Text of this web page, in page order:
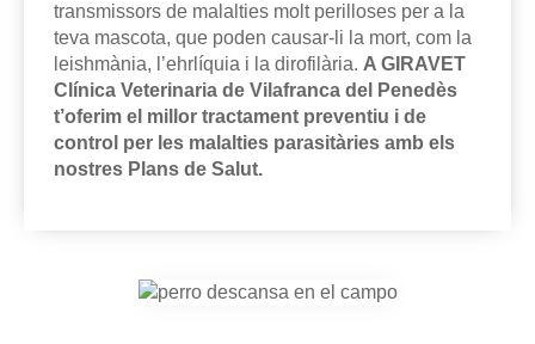
transmissors de malalties molt perilloses per a la
teva mascota, que poden causar-li la mort, com la
leishmània, l’ehrlíquia i la dirofilària. A GIRAVET
Clínica Veterinaria de Vilafranca del Penedès
t’oferim el millor tractament preventiu i de
control per les malalties parasitàries amb els
nostres Plans de Salut.